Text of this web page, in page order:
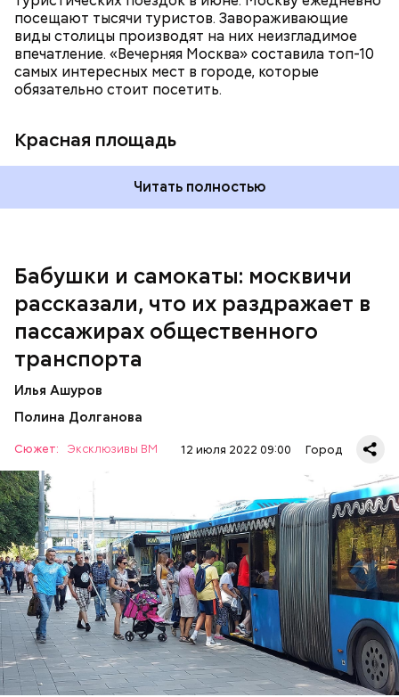
посещают тысячи туристов. Завораживающие
виды столицы производят на них неизгладимое
впечатление. «Вечерняя Москва» составила топ-10
самых интересных мест в городе, которые
обязательно стоит посетить.
Красная площадь
Читать полностью
Бабушки и самокаты: москвичи
рассказали, что их раздражает в
пассажирах общественного
транспорта
Илья Ашуров
Полина Долганова
Сюжет: Эксклюзивы ВМ 12 июля 2022 09:00 Город
— Рюкзаки большие прямо бесит, когда не
снимают. Если едешь в час пик, обязательно тебя
чем-нибудь заденут, — сказала Александра, 19 лет.
— Вот меня очень раздражает, когда пытаешься
выйти из вагона метро, а люди стоят прямо по
центру в дверях. И приходится их толкать, а они
не дают тебе пройти, что очень бестактно, —
пожаловался Игорь, 55 лет.
очередь. И если опаздываешь, то идешь по этому
огромному эскалатору очень-очень долго, —
поделился Андрей, 19 лет.
ТРАНСПОРТ ПАССАЖИРЫ МОСКВА